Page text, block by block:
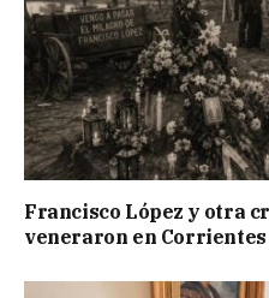
Francisco López y otra
veneraron en Corrientes